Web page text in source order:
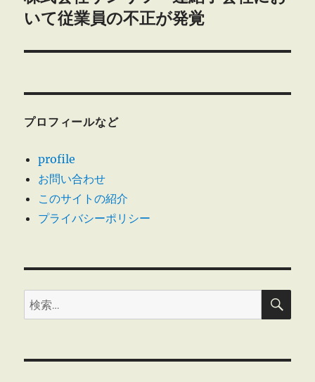
ー
ン
の
稿:
いて従業員の不正が発覚
プロフィールなど
profile
お問い合わせ
このサイトの紹介
プライバシーポリシー
検
索:
検